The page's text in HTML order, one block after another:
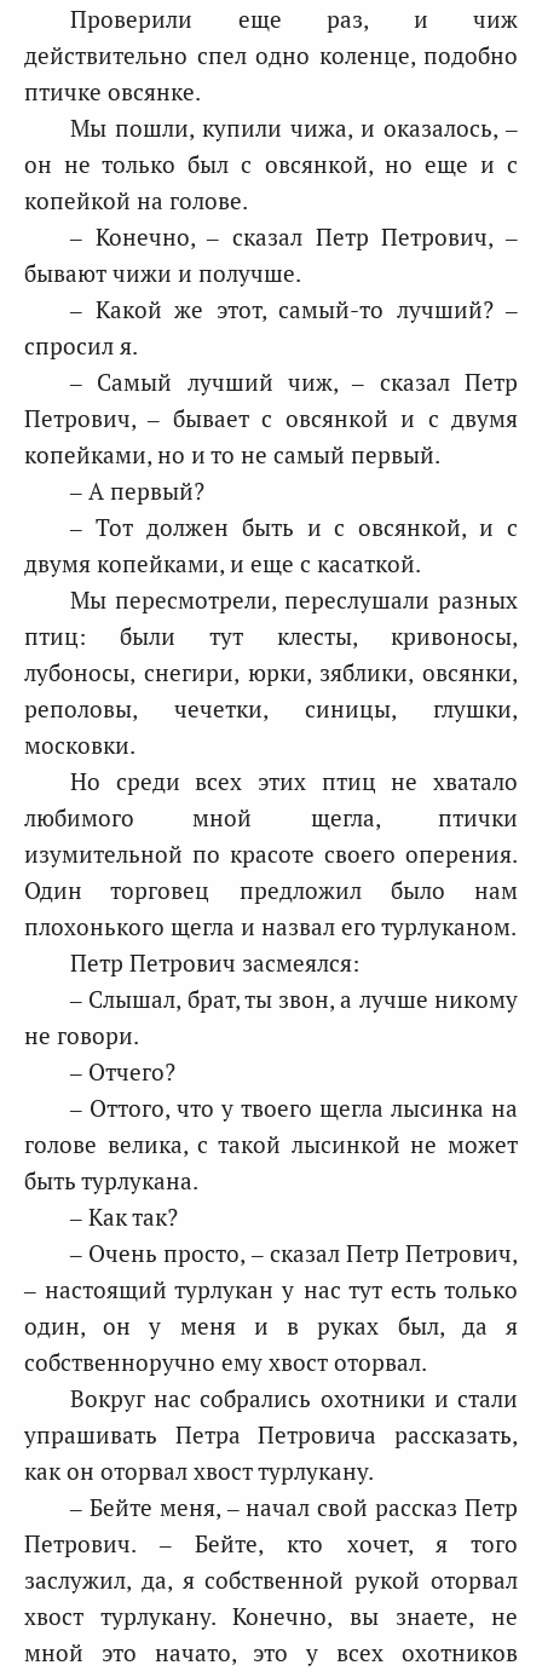
Проверили еще раз, и чиж
действительно спел одно коленце, подобно
птичке овсянке.
Мы пошли, купили чижа, и оказалось, –
он не только был с овсянкой, но еще и с
копейкой на голове.
– Конечно, – сказал Петр Петрович, –
бывают чижи и получше.
– Какой же этот, самый-то лучший? –
спросил я.
– Самый лучший чиж, – сказал Петр
Петрович, – бывает с овсянкой и с двумя
копейками, но и то не самый первый.
– А первый?
– Тот должен быть и с овсянкой, и с
двумя копейками, и еще с касаткой.
Мы пересмотрели, переслушали разных
птиц: были тут клесты, кривоносы,
лубоносы, снегири, юрки, зяблики, овсянки,
реполовы, чечетки, синицы, глушки,
московки.
Но среди всех этих птиц не хватало
любимого мной щегла, птички
изумительной по красоте своего оперения.
Один торговец предложил было нам
плохонького щегла и назвал его турлуканом.
Петр Петрович засмеялся:
– Слышал, брат, ты звон, а лучше никому
не говори.
– Отчего?
– Оттого, что у твоего щегла лысинка на
голове велика, с такой лысинкой не может
быть турлукана.
– Как так?
– Очень просто, – сказал Петр Петрович,
– настоящий турлукан у нас тут есть только
один, он у меня и в руках был, да я
собственноручно ему хвост оторвал.
Вокруг нас собрались охотники и стали
упрашивать Петра Петровича рассказать,
как он оторвал хвост турлукану.
– Бейте меня, – начал свой рассказ Петр
Петрович. – Бейте, кто хочет, я того
заслужил, да, я собственной рукой оторвал
хвост турлукану. Конечно, вы знаете, не
мной это начато, это у всех охотников